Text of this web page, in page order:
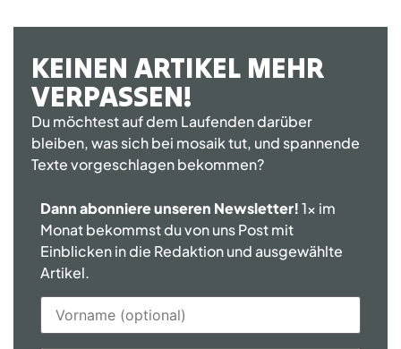
KEINEN ARTIKEL MEHR
VERPASSEN!
Du möchtest auf dem Laufenden darüber
bleiben, was sich bei mosaik tut, und spannende
Texte vorgeschlagen bekommen?
Dann abonniere unseren Newsletter!1x im
Monat bekommst du von uns Post mit
Einblicken in die Redaktion und ausgewählte
Artikel.